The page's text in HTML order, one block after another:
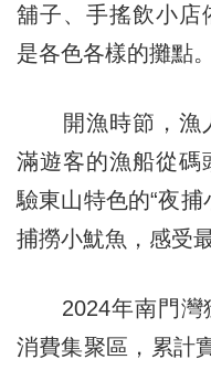
舖子、手搖飲小店
是各色各樣的攤點。
開漁時節，漁
滿遊客的漁船從碼
驗東山特色的“夜
捕撈小魷魚，感受
2024年南門灣
消費集聚區，累計